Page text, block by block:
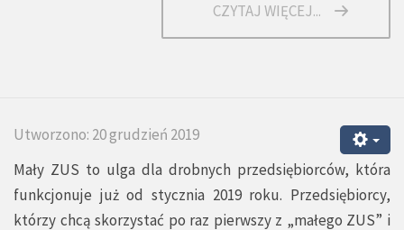
CZYTAJ WIĘCEJ...
Utworzono: 20 grudzień 2019
Mały ZUS to ulga dla drobnych przedsiębiorców, która
funkcjonuje już od stycznia 2019 roku. Przedsiębiorcy,
którzy chcą skorzystać po raz pierwszy z „małego ZUS” i